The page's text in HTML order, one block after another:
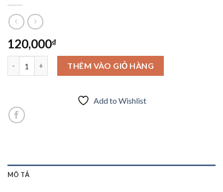
120,000₫
Tinh tế áo radong cổ tròn , tay lỡ Adrianna Papell cao cấp cho
THÊM VÀO GIỎ HÀNG
Add to Wishlist
MÔ TẢ